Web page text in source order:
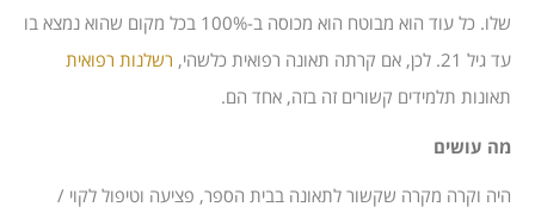
שלו. כל עוד הוא מבוטח הוא מכוסה ב-100% בכל מקום שהוא נמצא בו
עד גיל 21. לכן, אם קרתה תאונה רפואית כלשהי,
רשלנות רפואית
תאונות תלמידים קשורים זה בזה, אחד הם.
מה עושים
היה וקרה מקרה שקשור לתאונה בבית הספר, פציעה וטיפול לקוי /